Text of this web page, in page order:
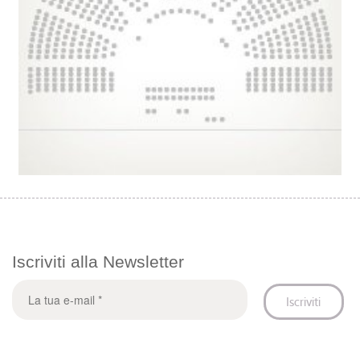
Iscriviti alla Newsletter